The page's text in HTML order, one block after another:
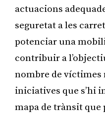
actuacions
seguretat a les
potenciar una
contribuir a
nombre de víctimes
iniciatives que s’hi
mapa de trànsit